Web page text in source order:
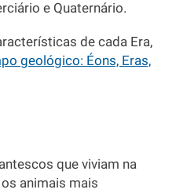
e Quaternário.
de cada Era,
geológico: Éons, Eras,
que viviam na
animais mais